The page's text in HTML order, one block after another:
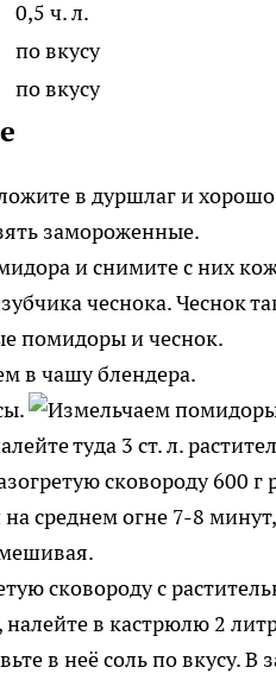
0,5 ч. л.
по вкусу
по вкусу
в дуршлаг и
и снимите с них
чеснока. Чеснок
помидоры и чеснок.
туда 3 ст. л.
сковороду 600
среднем огне 7-8
в кастрюлю 2
в неё соль по вкусу.